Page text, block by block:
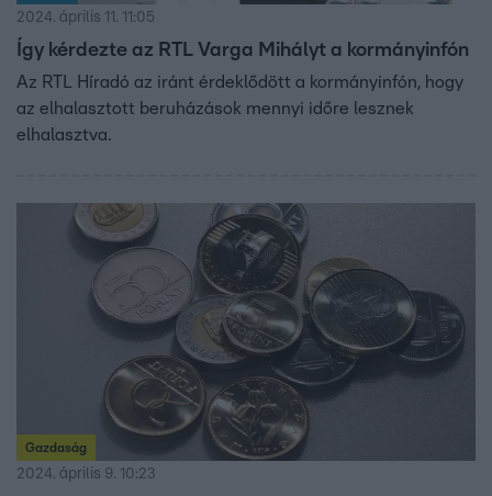
2024. április 11. 11:05
Így kérdezte az RTL Varga Mihályt a kormányinfón
Az RTL Híradó az iránt érdeklődött a kormányinfón, hogy
az elhalasztott beruházások mennyi időre lesznek
elhalasztva.
Gazdaság
2024. április 9. 10:23